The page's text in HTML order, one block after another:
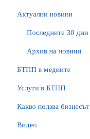
Актуални новини
Последните 30 дни
Архив на новини
БTПП в медиите
Услуги в БТПП
Какво ползва бизнесът
Видео